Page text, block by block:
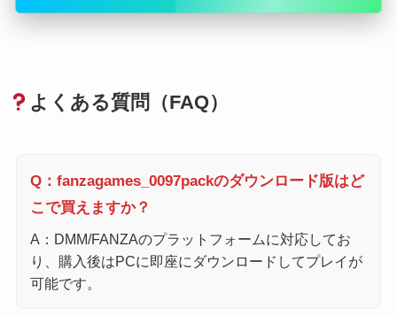
よくある質問（FAQ）
Q：fanzagames_0097packのダウンロード版はど
こで買えますか？
A：DMM/FANZAのプラットフォームに対応してお
り、購入後はPCに即座にダウンロードしてプレイが
可能です。